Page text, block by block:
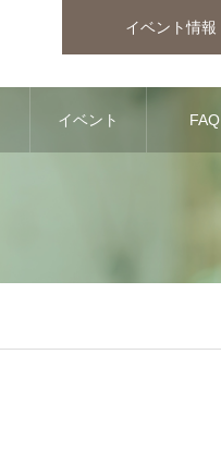
イベント情報
イベント FAQ